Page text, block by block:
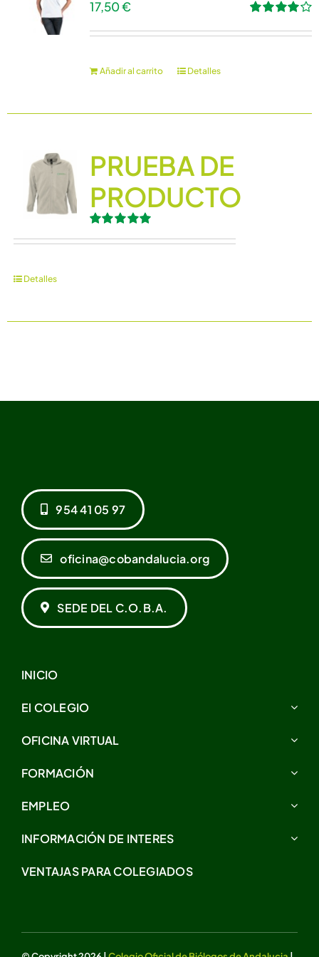
con4.00
17,50€
Añadir al carrito Detalles
PRUEBA DE
PRODUCTO
Valorado
Detalles
954 41 05 97
oficina@cobandalucia.org
SEDE DEL C.O.B.A.
INICIO
El COLEGIO
OFICINA VIRTUAL
FORMACIÓN
EMPLEO
INFORMACIÓN DE INTERES
VENTAJAS PARA COLEGIADOS